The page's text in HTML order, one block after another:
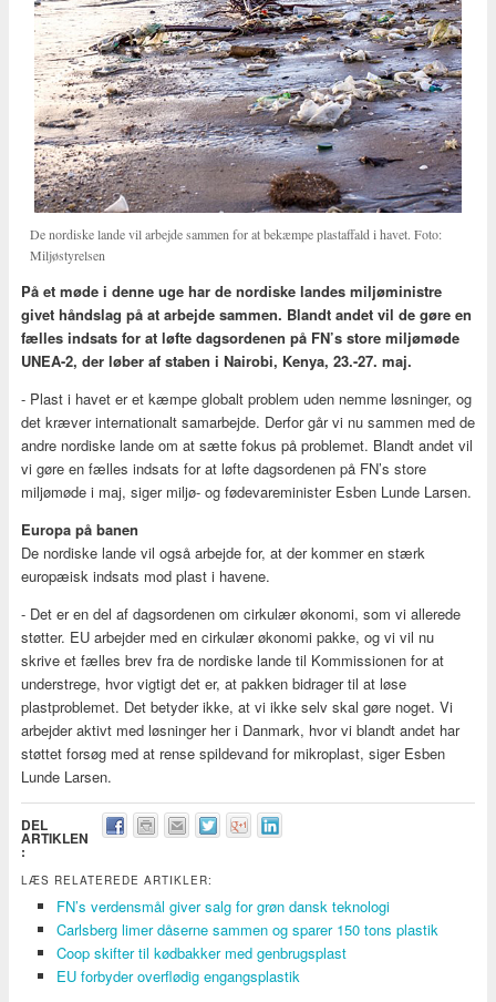
De nordiske lande vil arbejde sammen for at bekæmpe plastaffald i havet. Foto:
Miljøstyrelsen
På et møde i denne uge har de nordiske landes miljøministre
givet håndslag på at arbejde sammen. Blandt andet vil de gøre en
fælles indsats for at løfte dagsordenen på FN’s store miljømøde
UNEA-2, der løber af staben i Nairobi, Kenya, 23.-27. maj.
- Plast i havet er et kæmpe globalt problem uden nemme løsninger, og
det kræver internationalt samarbejde. Derfor går vi nu sammen med de
andre nordiske lande om at sætte fokus på problemet. Blandt andet vil
vi gøre en fælles indsats for at løfte dagsordenen på FN’s store
miljømøde i maj, siger miljø- og fødevareminister Esben Lunde Larsen.
Europa på banen
De nordiske lande vil også arbejde for, at der kommer en stærk
europæisk indsats mod plast i havene.
- Det er en del af dagsordenen om cirkulær økonomi, som vi allerede
støtter. EU arbejder med en cirkulær økonomi pakke, og vi vil nu
skrive et fælles brev fra de nordiske lande til Kommissionen for at
understrege, hvor vigtigt det er, at pakken bidrager til at løse
plastproblemet. Det betyder ikke, at vi ikke selv skal gøre noget. Vi
arbejder aktivt med løsninger her i Danmark, hvor vi blandt andet har
støttet forsøg med at rense spildevand for mikroplast, siger Esben
Lunde Larsen.
DEL
ARTIKLEN
:
LÆS RELATEREDE ARTIKLER:
FN’s verdensmål giver salg for grøn dansk teknologi
Carlsberg limer dåserne sammen og sparer 150 tons plastik
Coop skifter til kødbakker med genbrugsplast
EU forbyder overflødig engangsplastik